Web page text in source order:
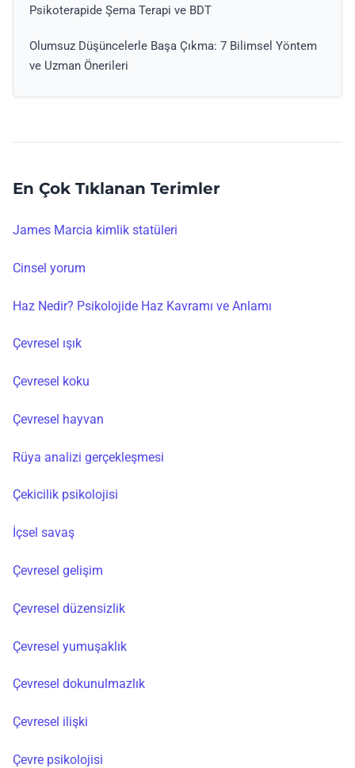
Psikoterapide Şema Terapi ve BDT
Olumsuz Düşüncelerle Başa Çıkma: 7 Bilimsel Yöntem
ve Uzman Önerileri
En Çok Tıklanan Terimler
James Marcia kimlik statüleri
Cinsel yorum
Haz Nedir? Psikolojide Haz Kavramı ve Anlamı
Çevresel ışık
Çevresel koku
Çevresel hayvan
Rüya analizi gerçekleşmesi
Çekicilik psikolojisi
İçsel savaş
Çevresel gelişim
Çevresel düzensizlik
Çevresel yumuşaklık
Çevresel dokunulmazlık
Çevresel ilişki
Çevre psikolojisi